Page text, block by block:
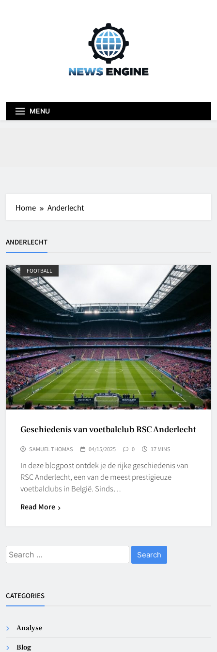
MENU
Home Anderlecht
ANDERLECHT
FOOTBALL
Geschiedenis van voetbalclub RSC Anderlecht
SAMUEL THOMAS 04/15/2025 0 17 MINS
In deze blogpost ontdek je de rijke geschiedenis van
RSC Anderlecht, een van de meest prestigieuze
voetbalclubs in België. Sinds…
Read More
Search
for:
CATEGORIES
Analyse
Blog